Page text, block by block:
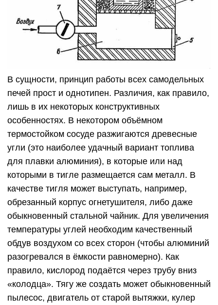
В сущности, принцип работы всех самодельных
печей прост и однотипен. Различия, как правило,
лишь в их некоторых конструктивных
особенностях. В некотором объёмном
термостойком сосуде разжигаются древесные
угли (это наиболее удачный вариант топлива
для плавки алюминия), в которые или над
которыми в тигле размещается сам металл. В
качестве тигля может выступать, например,
обрезанный корпус огнетушителя, либо даже
обыкновенный стальной чайник. Для увеличения
температуры углей необходим качественный
обдув воздухом со всех сторон (чтобы алюминий
разогревался в ёмкости равномерно). Как
правило, кислород подаётся через трубу вниз
«колодца». Тягу же создать может обыкновенный
пылесос, двигатель от старой вытяжки, кулер